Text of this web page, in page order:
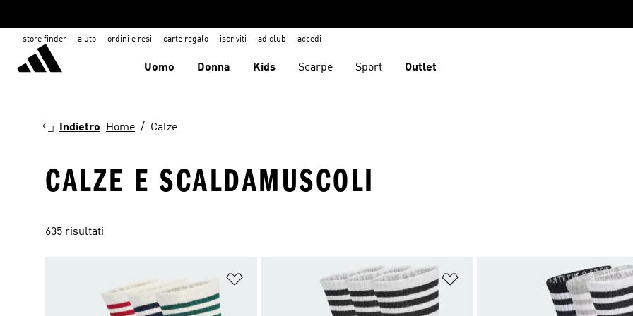
store finder aiuto ordini e resi carte regalo iscriviti adiclub accedi
Uomo Donna Kids Scarpe Sport Outlet
Indietro Home Calze
CALZE E SCALDAMUSCOLI
635 risultati
Aggiungi alla lista dei desideri Aggiungi alla lista dei desideri